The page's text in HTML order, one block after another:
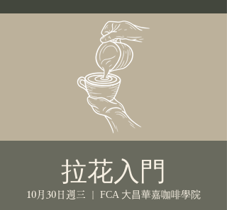
拉花入門
10月30日週三 FCA 大昌華嘉咖啡學院